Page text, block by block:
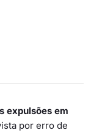
expulsões em
por erro de